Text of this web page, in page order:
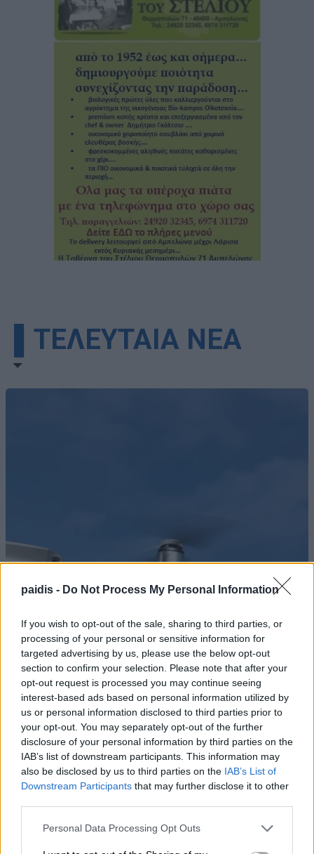
paidis - Do Not Process My Personal Information
If you wish to opt-out of the sale, sharing to third parties, or
processing of your personal or sensitive information for
targeted advertising by us, please use the below opt-out
section to confirm your selection. Please note that after your
opt-out request is processed you may continue seeing
interest-based ads based on personal information utilized by
us or personal information disclosed to third parties prior to
your opt-out. You may separately opt-out of the further
disclosure of your personal information by third parties on the
IAB’s list of downstream participants. This information may
also be disclosed by us to third parties on the IAB’s List of
Downstream Participants that may further disclose it to other
Personal Data Processing Opt Outs
▌ΤΕΛΕΥΤΑΙΑ ΝΕΑ